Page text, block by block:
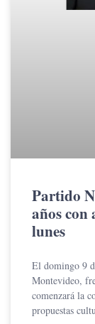
Partido
años con
lunes
El domingo 9
Montevideo,
comenzará la
propuestas